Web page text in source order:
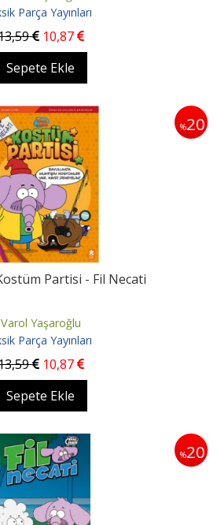
Parça Yayınları
,59 10,87
Sepete Ekle
%20
Partisi - Fil Necati
Varol Yaşaroğlu
Parça Yayınları
,59 10,87
Sepete Ekle
%20